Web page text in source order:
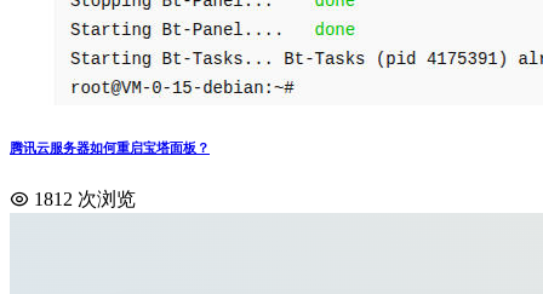
腾讯云服务器如何重启宝塔面板？
1812 次浏览